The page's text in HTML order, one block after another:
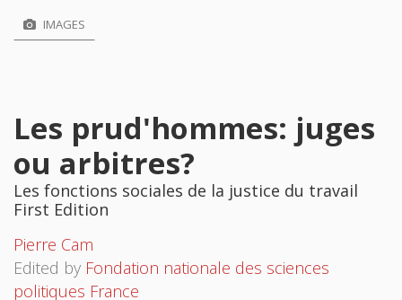
IMAGES
Les prud'hommes: juges
ou arbitres?
Les fonctions sociales de la justice du travail
First Edition
Pierre Cam
Edited by Fondation nationale des sciences
politiques France